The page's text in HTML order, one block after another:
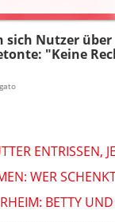
Nutzer
"Keine
ENTRISSEN,
WER
BETTY